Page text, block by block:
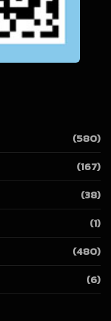
(580)
(167)
(38)
(1)
(480)
(6)